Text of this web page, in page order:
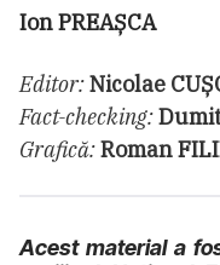
Ion PREAȘCA
Editor:Nicolae
Fact-checking:
Grafică:Roman
Acest material a